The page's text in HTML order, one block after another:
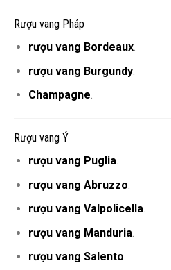
Rượu vang Pháp
rượu vang Bordeaux.
rượu vang Burgundy.
Champagne.
Rượu vang Ý
rượu vang Puglia.
rượu vang Abruzzo
rượu vang Valpolicella.
rượu vang Manduria.
rượu vang Salento.